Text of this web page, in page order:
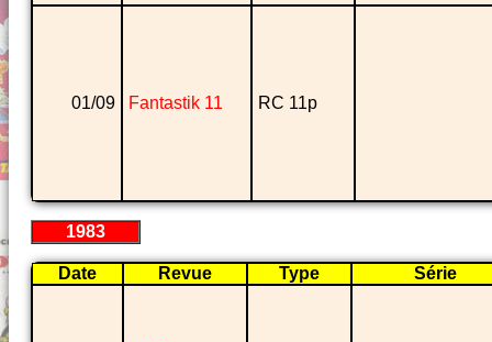
01/09 Fantastik 11 RC 11p
1983
Date Revue Type Série